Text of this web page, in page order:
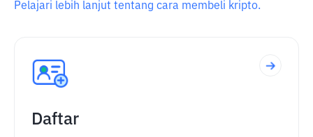
Pelajari lebih lanjut tentang cara membeli kripto.
Daftar